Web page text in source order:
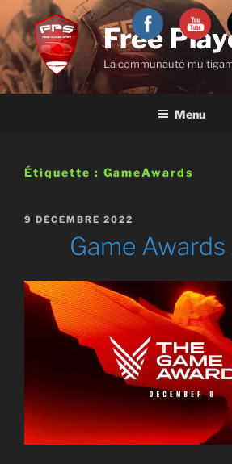
Aller
au
contenu
principal
Free
La communauté
Menu
Étiquette : GameAwards
PUBLIÉ
9 DÉCEMBRE 2022
Game